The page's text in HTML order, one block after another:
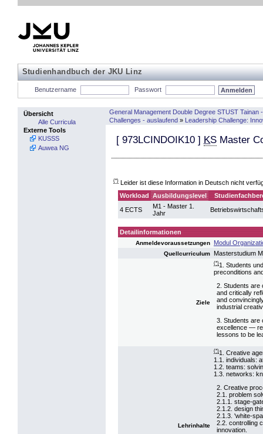
Studienhandbuch der JKU Linz
Benutzername Passwort
Übersicht
Alle Curricula
Externe Tools
KUSSS
Auwea NG
General Management Double Degree STUST Tainan
Challenges - auslaufend » Leadership Challenge:
[ 973LCINDOIK10 ] KS Master
(*) Leider ist diese Information in Deutsch nicht
Workload Ausbildungslevel
4 ECTS
M1 - Master 1.
Jahr
Detailinformationen
Anmeldevoraussetzungen Modul
Quellcurriculum Masterstudium
Ziele
(*)1. Students
preconditions
2. Students are
and critically
and
industrial
3. Students are
excellence —
lessons to be
Lehrinhalte
(*)1. Creative
1.1. individuals:
1.2. teams:
1.3. networks:
2. Creative
2.1. problem
2.1.1. stage-
2.1.2. design
2.1.3. 'white-
2.2. controlling
innovation.